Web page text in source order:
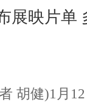
展映片单
健)1月12